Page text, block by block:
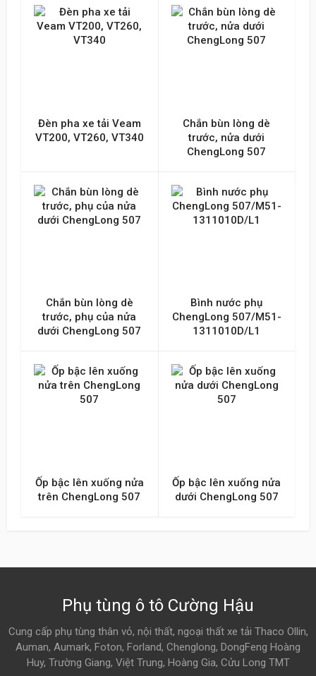
Đèn pha xe tải Veam
VT200, VT260, VT340
Chắn bùn lòng dè
trước, nửa dưới
ChengLong 507
Chắn bùn lòng dè
trước, phụ của nửa
dưới ChengLong 507
Bình nước phụ
ChengLong 507/M51-
1311010D/L1
Ốp bậc lên xuống nửa
trên ChengLong 507
Ốp bậc lên xuống nửa
dưới ChengLong 507
Phụ tùng ô tô Cường Hậu
Cung cấp phụ tùng thân vỏ, nội thất, ngoại thất xe tải Thaco Ollin,
Auman, Aumark, Foton, Forland, Chenglong, DongFeng Hoàng
Huy, Trường Giang, Việt Trung, Hoàng Gia, Cửu Long TMT